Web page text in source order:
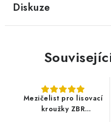
Diskuze
Mezičelist pro lisovací
kroužky ZBR